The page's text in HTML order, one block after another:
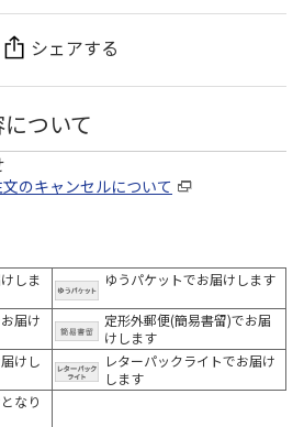
シェアする
ついて
のキャンセルについて
しま
ゆうパケットでお届けします
届け
定形外郵便(簡易書留)でお届
けします
けし
レターパックライトでお届け
します
なり